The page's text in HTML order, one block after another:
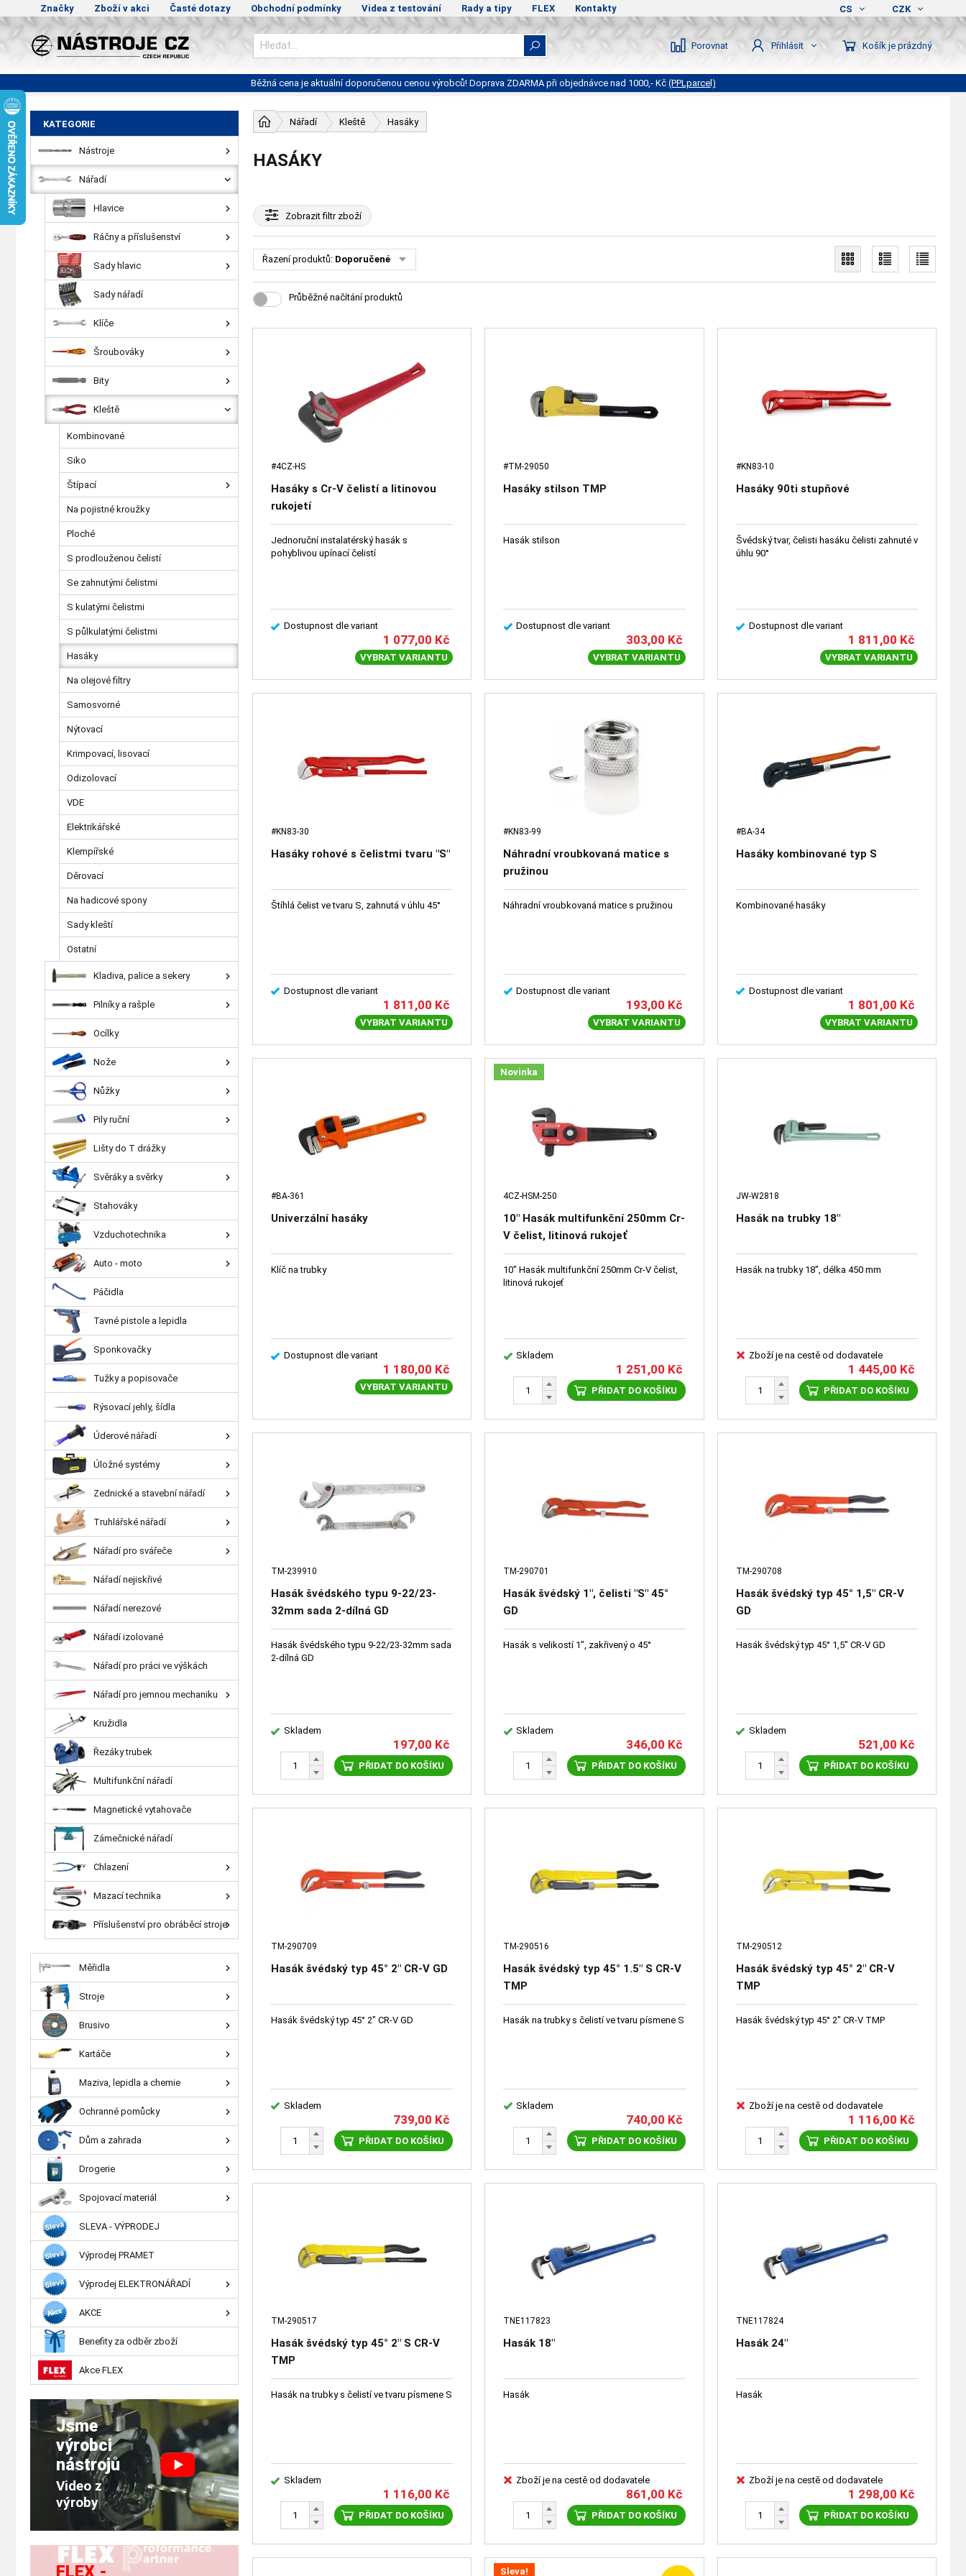
Značky Zboží v akci Časté dotazy Obchodní podmínky Videa z testování Rady a tipy FLEX Kontakty CS CZK
Porovnat Přihlásit Košík je prázdný
Běžná cena je aktuální doporučenou cenou výrobců! Doprava ZDARMA při objednávce nad 1000,- Kč (PPLparcel)
Nářadí Kleště Hasáky
HASÁKY
Zobrazitfiltr zboží
Řazení produktů: Doporučené
Průběžné načítání produktů
#4CZ-HS
Hasáky s Cr-V čelistí a litinovou
rukojetí
Jednoruční instalatérský hasák s
pohyblivou upínací čelistí
Dostupnost dle variant
1 077,00 Kč
VYBRAT VARIANTU
#TM-29050
Hasáky stilson TMP
Hasák stilson
Dostupnost dle variant
303,00 Kč
VYBRAT VARIANTU
#KN83-10
Hasáky 90ti stupňové
Švédský tvar, čelisti hasáku čelisti zahnuté v
úhlu 90°
Dostupnost dle variant
1 811,00 Kč
VYBRAT VARIANTU
#KN83-30
Hasáky rohové s čelistmi tvaru "S"
Štíhlá čelist ve tvaru S, zahnutá v úhlu 45°
Dostupnost dle variant
1 811,00 Kč
VYBRAT VARIANTU
#KN83-99
Náhradní vroubkovaná matice s
pružinou
Náhradní vroubkovaná matice s pružinou
Dostupnost dle variant
193,00 Kč
VYBRAT VARIANTU
#BA-34
Hasáky kombinované typ S
Kombinované hasáky
Dostupnost dle variant
1 801,00 Kč
VYBRAT VARIANTU
#BA-361
Univerzální hasáky
Klíč na trubky
Dostupnost dle variant
1 180,00 Kč
VYBRAT VARIANTU
Novinka
4CZ-HSM-250
10" Hasák multifunkční 250mm Cr-
V čelist, litinová rukojeť
10" Hasák multifunkční 250mm Cr-V čelist,
litinová rukojeť
Skladem
1 251,00 Kč
PŘIDAT DO KOŠÍKU
JW-W2818
Hasák na trubky 18"
Hasák na trubky 18", délka 450 mm
Zboží je na cestě od dodavatele
1 445,00 Kč
PŘIDAT DO KOŠÍKU
TM-239910
Hasák švédského typu 9-22/23-
32mm sada 2-dílná GD
Hasák švédského typu 9-22/23-32mm sada
2-dílná GD
Skladem
197,00 Kč
PŘIDAT DO KOŠÍKU
TM-290701
Hasák švédský 1", čelisti "S" 45°
GD
Hasák s velikostí 1", zakřivený o 45°
Skladem
346,00 Kč
PŘIDAT DO KOŠÍKU
TM-290708
Hasák švédský typ 45° 1,5" CR-V
GD
Hasák švédský typ 45° 1,5" CR-V GD
Skladem
521,00 Kč
PŘIDAT DO KOŠÍKU
TM-290709
Hasák švédský typ 45° 2" CR-V GD
Hasák švédský typ 45° 2" CR-V GD
Skladem
739,00 Kč
PŘIDAT DO KOŠÍKU
TM-290516
Hasák švédský typ 45° 1.5" S CR-V
TMP
Hasák na trubky s čelistí ve tvaru písmene S
Skladem
740,00 Kč
PŘIDAT DO KOŠÍKU
TM-290512
Hasák švédský typ 45° 2" CR-V
TMP
Hasák švédský typ 45° 2" CR-V TMP
Zboží je na cestě od dodavatele
1 116,00 Kč
PŘIDAT DO KOŠÍKU
TM-290517
Hasák švédský typ 45° 2" S CR-V
TMP
Hasák na trubky s čelistí ve tvaru písmene S
Skladem
1 116,00 Kč
PŘIDAT DO KOŠÍKU
TNE117823
Hasák 18"
Hasák
Zboží je na cestě od dodavatele
861,00 Kč
PŘIDAT DO KOŠÍKU
TNE117824
Hasák 24"
Hasák
Zboží je na cestě od dodavatele
1 298,00 Kč
PŘIDAT DO KOŠÍKU
Sleva!
KATEGORIE
Nástroje
Nářadí
Hlavice
Ráčny a příslušenství
Sady hlavic
Sady nářadí
Klíče
Šroubováky
Bity
Kleště
Kombinované
Siko
Štípací
Na pojistné kroužky
Ploché
S prodlouženou čelistí
Se zahnutými čelistmi
S kulatými čelistmi
S půlkulatými čelistmi
Hasáky
Na olejové filtry
Samosvorné
Nýtovací
Krimpovací, lisovací
Odizolovací
VDE
Elektrikářské
Klempířské
Děrovací
Na hadicové spony
Sady kleští
Ostatní
Kladiva, palice a sekery
Pilníky a rašple
Ocílky
Nože
Nůžky
Pily ruční
Lišty do T drážky
Svěráky a svěrky
Stahováky
Vzduchotechnika
Auto - moto
Páčidla
Tavné pistole a lepidla
Sponkovačky
Tužky a popisovače
Rýsovací jehly, šídla
Úderové nářadí
Úložné systémy
Zednické a stavební nářadí
Truhlářské nářadí
Nářadí pro svářeče
Nářadí nejiskřivé
Nářadí nerezové
Nářadí izolované
Nářadí pro práci ve výškách
Nářadí pro jemnou mechaniku
Kružidla
Řezáky trubek
Multifunkční nářadí
Magnetické vytahovače
Zámečnické nářadí
Chlazení
Mazací technika
Příslušenství pro obráběcí stroje
Měřidla
Stroje
Brusivo
Kartáče
Maziva, lepidla a chemie
Ochranné pomůcky
Dům a zahrada
Drogerie
Spojovací materiál
SLEVA - VÝPRODEJ
Výprodej PRAMET
Výprodej ELEKTRONÁŘADÍ
AKCE
Benefity za odběr zboží
Akce FLEX
Jsme
výrobci
nástrojů
Video z
výroby
FLEX -